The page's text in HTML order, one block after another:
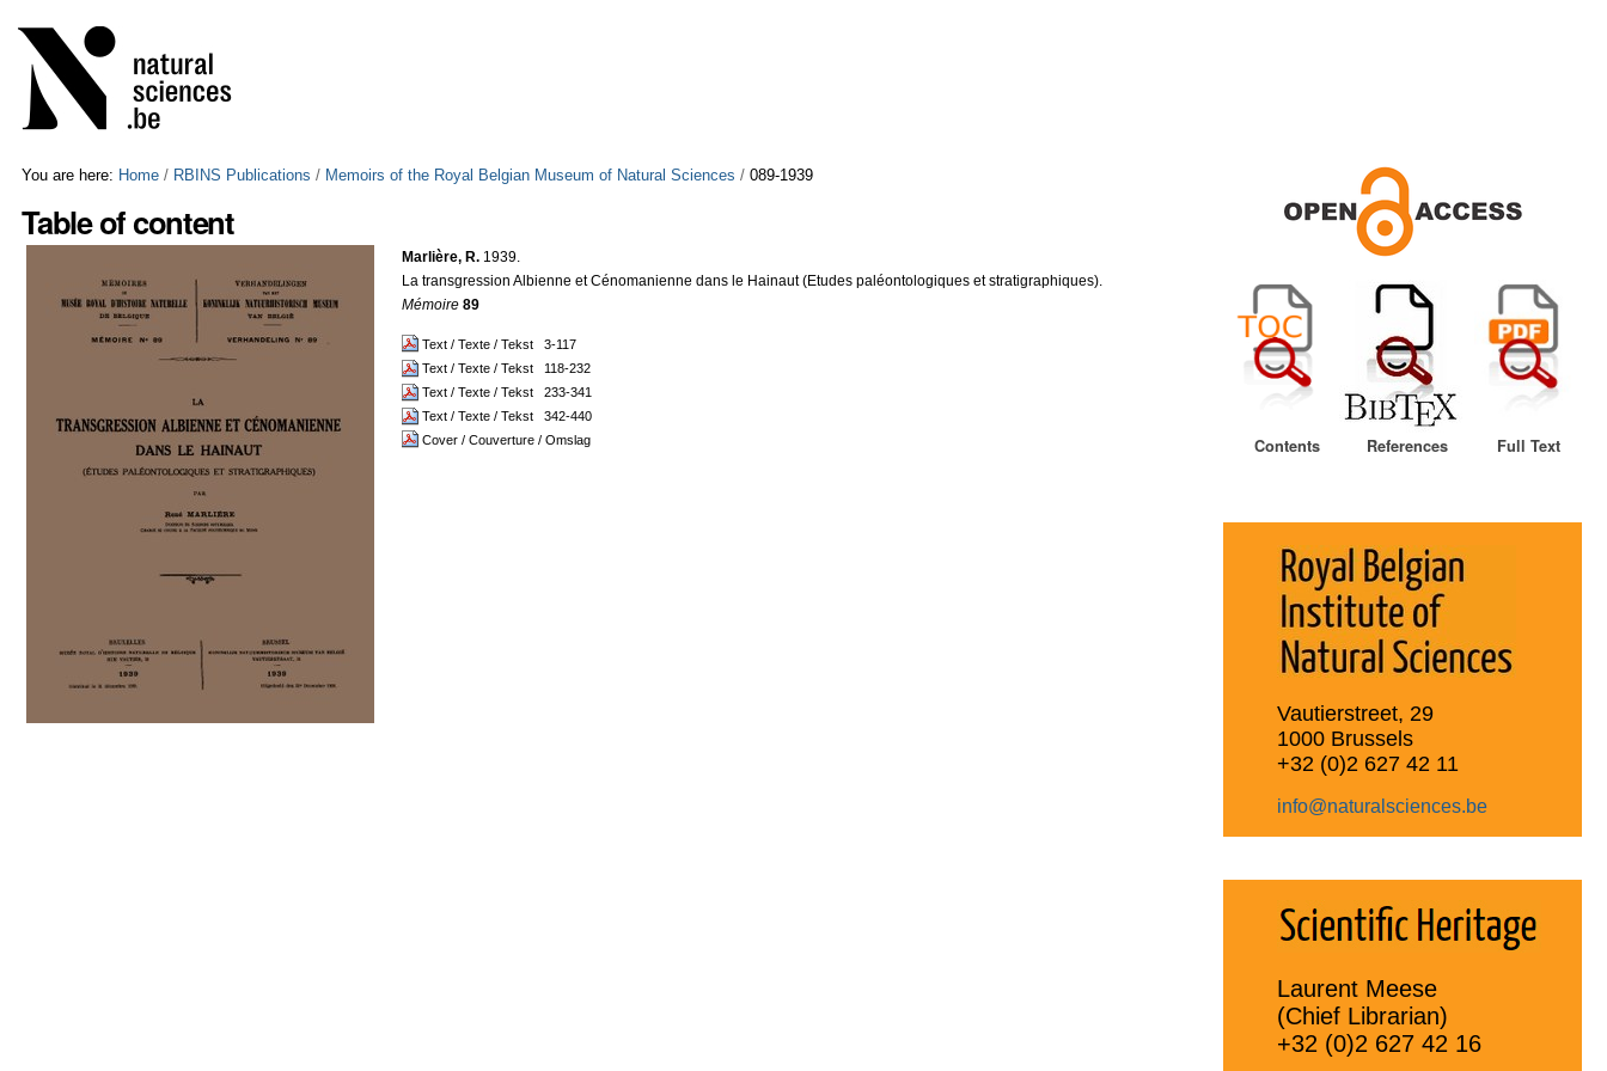
to
content.
Skip
to
navigation
tools
You are here: Home / RBINS Publications / Memoirs of the Royal Belgian Museum of Natural Sciences /089-1939
Table of content
Marlière, R. 1939.
La transgression Albienne et Cénomanienne dans le Hainaut (Etudes paléontologiques et stratigraphiques).
Mémoire 89
Text / Texte / Tekst 3-117
Text / Texte / Tekst 118-232
Text / Texte / Tekst 233-341
Text / Texte / Tekst 342-440
Cover / Couverture / Omslag
Contents References Full Text
Vautierstreet, 29
1000 Brussels
+32 (0)2 627 42 11
info@naturalsciences.be
Laurent Meese
(Chief Librarian)
+32 (0)2 627 42 16